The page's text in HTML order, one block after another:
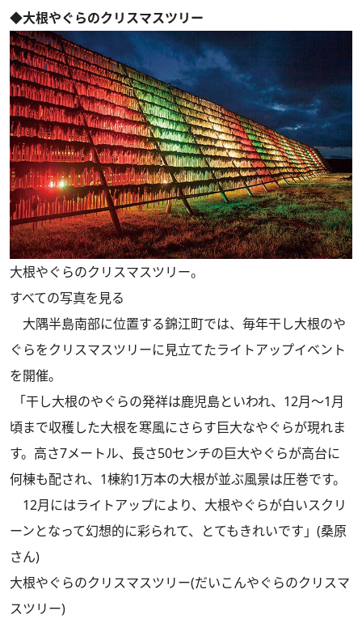
◆大根やぐらのクリスマスツリー
大根やぐらのクリスマスツリー。
すべての写真を見る
大隅半島南部に位置する錦江町では、毎年干し大根のや
ぐらをクリスマスツリーに見立てたライトアップイベント
を開催。
「干し大根のやぐらの発祥は鹿児島といわれ、12月～1月
頃まで収穫した大根を寒風にさらす巨大なやぐらが現れま
す。高さ7メートル、長さ50センチの巨大やぐらが高台に
何棟も配され、1棟約1万本の大根が並ぶ風景は圧巻です。
12月にはライトアップにより、大根やぐらが白いスクリ
ーンとなって幻想的に彩られて、とてもきれいです」(桑原
さん)
大根やぐらのクリスマスツリー(だいこんやぐらのクリスマ
スツリー)